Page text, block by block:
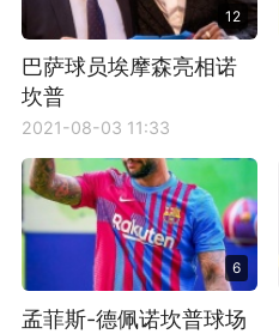
12
巴萨球员埃摩森亮相诺
坎普
2021-08-03 11:33
6
孟菲斯-德佩诺坎普球场